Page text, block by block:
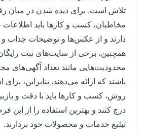
تلاش است. برای دیده شدن در میان
مخاطبان، کسب و کارها باید اطلاعات
دارند و از عکس‌ها و توضیحات جذاب و
همچنین، برخی از سایت‌های ثبت
محدودیت‌هایی مانند تعداد آگهی‌های
باشند که ارائه می‌دهند. بنابراین، برای
روش، کسب و کارها باید با دقت و
درج کنند و بهترین استفاده را از این
تبلیغ خدمات و محصولات خود بردارند.